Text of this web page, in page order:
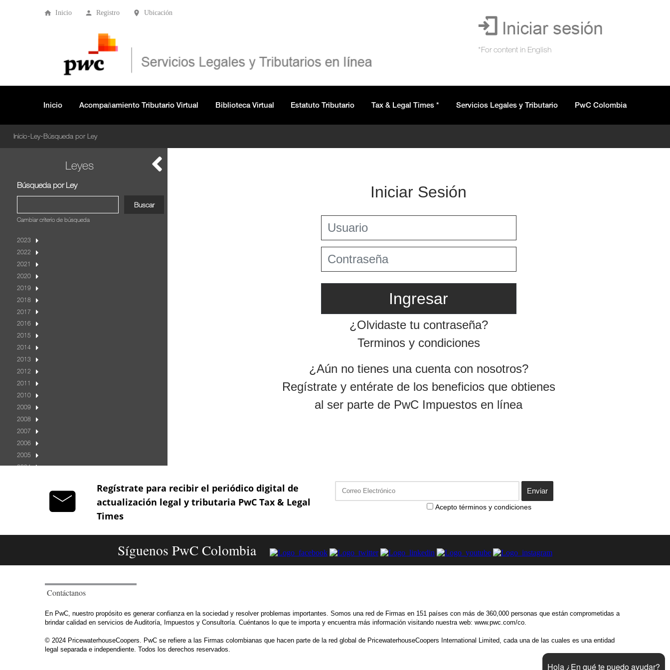
Inicio Registro Ubicación
Inicio Acompañamiento Tributario Virtual Biblioteca Virtual Estatuto Tributario Tax & Legal Times * Servicios Legales y Tributario PwC Colombia
Hola ¿En qué te puedo ayudar?
Regístrate para recibir el periódico digital de
actualización legal y tributaria PwC Tax & Legal
Times
Enviar
Acepto términos y condiciones
Síguenos PwC Colombia
Contáctanos
En PwC, nuestro propósito es generar confianza en la sociedad y resolver problemas importantes. Somos una red de Firmas en 151 países con más de 360,000 personas que están comprometidas a
brindar calidad en servicios de Auditoría, Impuestos y Consultoría. Cuéntanos lo que te importa y encuentra más información visitando nuestra web: www.pwc.com/co.
© 2024 PricewaterhouseCoopers. PwC se refiere a las Firmas colombianas que hacen parte de la red global de PricewaterhouseCoopers International Limited, cada una de las cuales es una entidad
legal separada e independiente. Todos los derechos reservados.